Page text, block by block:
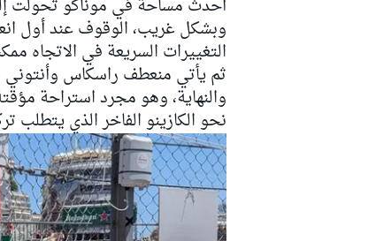
أحدث مساحة في موناكو تحولت
وبشكل غريب، الوقوف عند أول
التغييرات السريعة في الاتجاه
ثم يأتي منعطف راسكاس وأنتوني
والنهاية، وهو مجرد استراحة
نحو الكازينو الفاخر الذي يتطلب